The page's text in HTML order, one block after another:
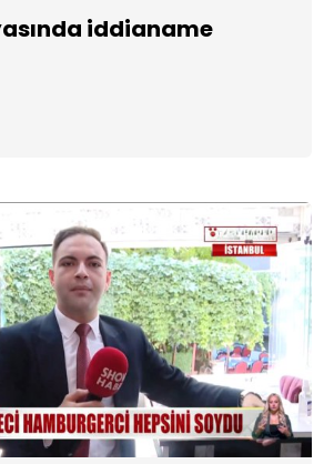
iddianame